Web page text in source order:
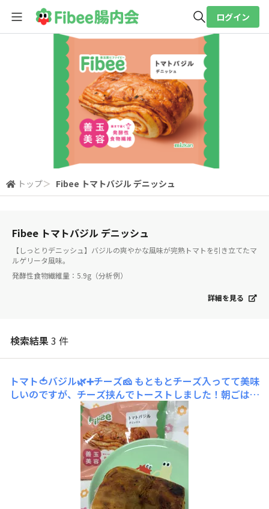
ログイン
トップ＞ Fibee トマトバジル デニッシュ
Fibee トマトバジル デニッシュ
【しっとりデニッシュ】バジルの爽やかな風味が完熟トマトを引き立てたマ
ルゲリータ風味。
発酵性食物繊維量：5.9g（分析例）
詳細を見る
検索結果3 件
トマト🍅バジル🌿➕チーズ🧀 もともとチーズ入ってて美味
しいのですが、チーズ挟んでトーストしました！朝ごはん
に食べるの気に入ってます！